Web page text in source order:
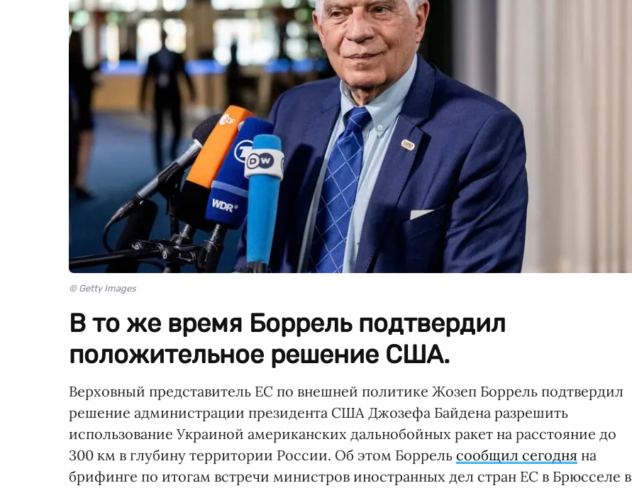
© Getty Images
В то же время Боррель подтвердил
положительное решение США.
Верховный представитель ЕС по внешней политике Жозеп Боррель подтвердил
решение администрации президента США Джозефа Байдена разрешить
использование Украиной американских дальнобойных ракет на расстояние до
300 км в глубину территории России. Об этом Боррель сообщил сегодня на
брифинге по итогам встречи министров иностранных дел стран ЕС в Брюсселе в